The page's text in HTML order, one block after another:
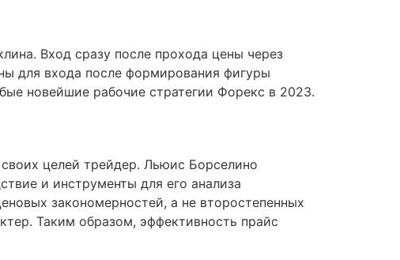
Вход сразу после прохода цены через
для входа после формирования фигуры
новейшие рабочие стратегии Форекс в 2023.
целей трейдер. Льюис Борселино
и инструменты для его анализа
закономерностей, а не второстепенных
Таким образом, эффективность прайс